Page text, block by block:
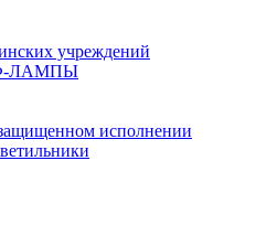
учреждений
ЛАМПЫ
исполнении